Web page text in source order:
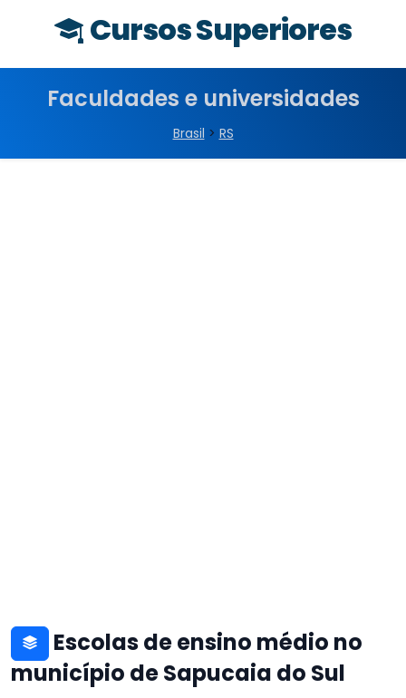
Cursos Superiores
Faculdades e universidades
Brasil > RS
Escolas de ensino médio no
município de Sapucaia do Sul